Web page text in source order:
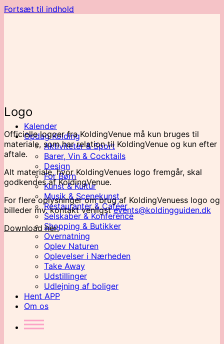
Fortsæt til indhold
Kalender
Opdag Kolding
Aktiviteter & Sport
Barer, Vin & Cocktails
Design
For Børn
Kunst & Kultur
Musik & Scenekunst
Restauranter & Caféer
Selskaber & Konference
Shopping & Butikker
Overnatning
Oplev Naturen
Oplevelser i Nærheden
Take Away
Udstillinger
Udlejning af boliger
Hent APP
Om os
Logo
Officielle logoer fra KoldingVenue må kun bruges til
materiale, som har relation til KoldingVenue og kun efter
aftale.
Alt materiale, hvor KoldingVenues logo fremgår, skal
godkendes af KoldingVenue.
For flere oplysninger om brug af KoldingVenuess logo og
billeder mv. kontakt venligstevents@koldingguiden.dk
Download her: